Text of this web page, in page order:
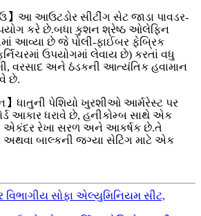
આ આઉટડોર સીટીંગ સેટ જાડા પાવડર-
કરે છે.બધા કુશન શ્રેષ્ઠ ઓલેફિન
આવ્યા છે જે પોલી-ફાઈબર ફેબ્રિક
ઉપયોગમાં લેવાય છે) કરતાં વધુ
વરસાદ અને ઠંડકની આત્યંતિક હવામાન
છે.
ધાતુની પેશિયો ખુરશીઓ આર્મરેસ્ટ પર
આકાર ધરાવે છે, હનીકોમ્બ સાથે એક
એકંદર રેખા સરળ અને આકર્ષક છે.તે
અથવા બાલ્કની જગ્યા સેટિંગ માટે એક
સોફા એલ્યુમિનિયમ સીટ,